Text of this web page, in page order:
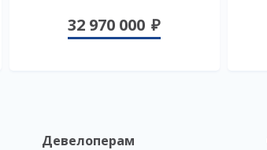
32 970 000
Девелоперам